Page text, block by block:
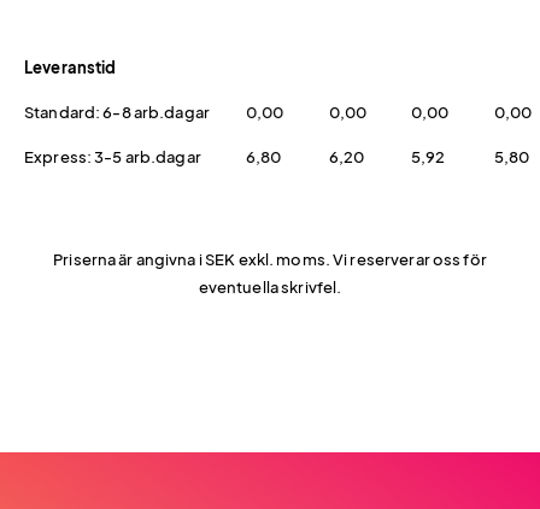
Leveranstid
Standard: 6-8 arb.dagar 0,00 0,00 0,00 0,00
Express: 3-5 arb.dagar 6,80 6,20 5,92 5,80
Priserna är angivna i SEK exkl. moms. Vi reserverar oss för
eventuella skrivfel.